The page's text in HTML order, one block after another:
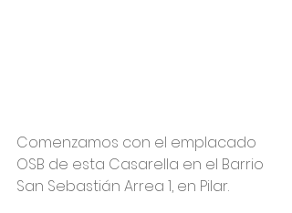
Comenzamos con el emplacado
OSB de esta Casarella en el Barrio
San Sebastián Arrea 1, en Pilar.